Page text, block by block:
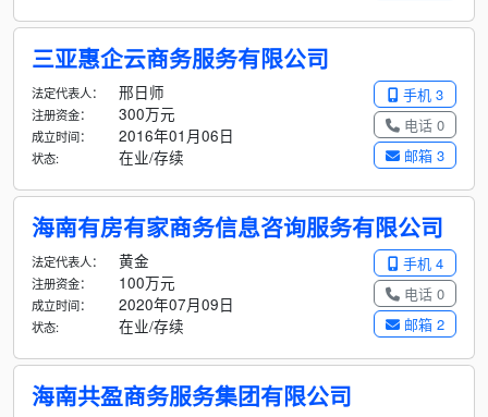
三亚惠企云商务服务有限公司
手机 3
电话 0
邮箱 3
法定代表人： 邢日师
注册资金： 300万元
成立时间： 2016年01月06日
状态: 在业/存续
海南有房有家商务信息咨询服务有限公司
手机 4
电话 0
邮箱 2
法定代表人： 黄金
注册资金： 100万元
成立时间： 2020年07月09日
状态: 在业/存续
海南共盈商务服务集团有限公司